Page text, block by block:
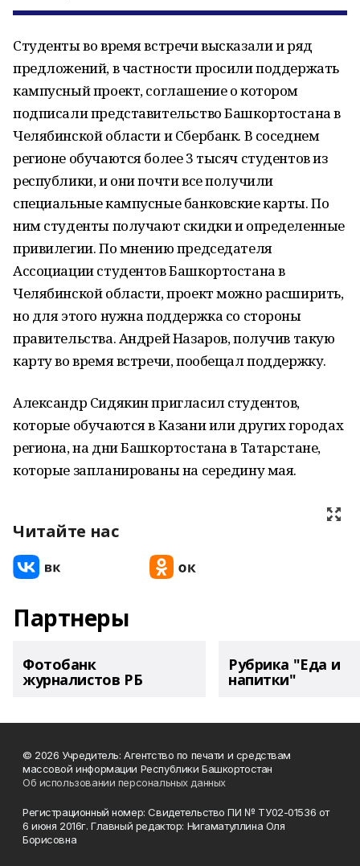
Студенты во время встречи высказали и ряд
предложений, в частности просили поддержать
кампусный проект, соглашение о котором
подписали представительство Башкортостана в
Челябинской области и Сбербанк. В соседнем
регионе обучаются более 3 тысяч студентов из
республики, и они почти все получили
специальные кампусные банковские карты. По
ним студенты получают скидки и определенные
привилегии. По мнению председателя
Ассоциации студентов Башкортостана в
Челябинской области, проект можно расширить,
но для этого нужна поддержка со стороны
правительства. Андрей Назаров, получив такую
карту во время встречи, пообещал поддержку.
Александр Сидякин пригласил студентов,
которые обучаются в Казани или других городах
региона, на дни Башкортостана в Татарстане,
которые запланированы на середину мая.
Читайте нас
Партнеры
Фотобанк
журналистов РБ
Рубрика "Еда и
напитки"
© 2026 Учредитель: Агентство по печати и средствам
массовой информации Республики Башкортостан
Об использовании персональных данных
Регистрационный номер: Свидетельство ПИ № ТУ02-01536 от
6 июня 2016г. Главный редактор: Нигаматуллина Оля
Борисовна